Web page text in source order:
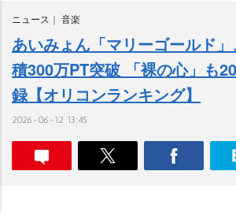
ニュース 音楽
あいみょん「マリーゴールド
積300万PT突破 「裸の心」も
録【オリコンランキング】
2026-06-12 13:45